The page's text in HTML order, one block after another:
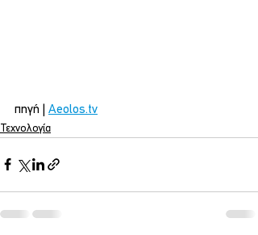
πηγή | Aeolos.tv
Τεχνολογία